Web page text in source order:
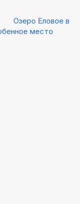
Озеро Еловое в
место